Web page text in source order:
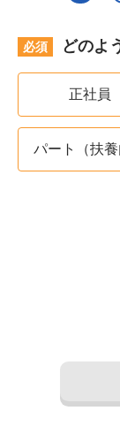
どのよ
正社員
パート（扶養